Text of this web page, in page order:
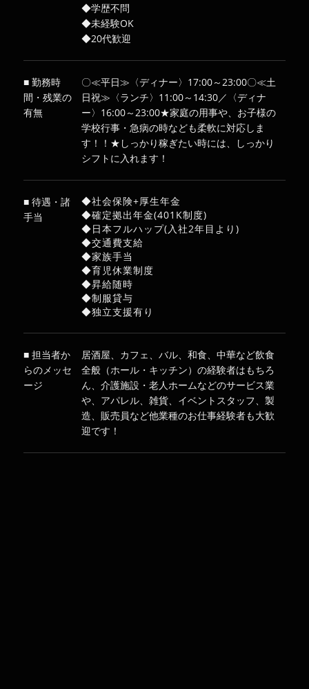
◆学歴不問
◆未経験OK
◆20代歓迎
■ 勤務時
間・残業の
有無
〇≪平日≫〈ディナー〉17:00～23:00〇≪土
日祝≫〈ランチ〉11:00～14:30／〈ディナ
ー〉16:00～23:00★家庭の用事や、お子様の
学校行事・急病の時なども柔軟に対応しま
す！！★しっかり稼ぎたい時には、しっかり
シフトに入れます！
■ 待遇・諸
手当
◆社会保険+厚生年金
◆確定拠出年金(401K制度)
◆日本フルハップ(入社2年目より)
◆交通費支給
◆家族手当
◆育児休業制度
◆昇給随時
◆制服貸与
◆独立支援有り
■ 担当者か
らのメッセ
ージ
居酒屋、カフェ、バル、和食、中華など飲食
全般（ホール・キッチン）の経験者はもちろ
ん、介護施設・老人ホームなどのサービス業
や、アパレル、雑貨、イベントスタッフ、製
造、販売員など他業種のお仕事経験者も大歓
迎です！